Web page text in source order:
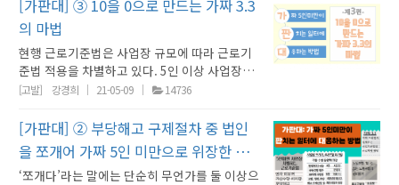
진행되자, ㄷ장례식장은 앞으로 법을 준수하겠
다는 입장을 밝히며, 5인 이상 사업장임을 인정
했다. 그리고 연장 및 야간근로 가산수당, 연차
휴가미사용수당 등 ‘가짜 5인미만 사업장’으로
위장해 지급하지 않았던 미지급 금액을 지급하
온은 당사자의 제보를 바탕으로 오늘날까지 90
개의 사업장을 적발해왔다. 실제로는 5인 이상
의 노동자가 일하고 있지만, 사업주의 꼼수로 가
산수당이나 연차휴가를 받지 못하거나 부당하게
석 조사가 진행되고 구제신청에서 해고의 정당
성을 다투게 되자, A학원은 근로계약서의 문구
를 근거로 5인 미만 사업장이라고 주장하다가
곧 5인 이상 사업장임을 인정하였다. 그리고 초
과근로수당, 연차휴가미사용수당 등 가짜 5인
등 미지급 금액과 해고 기간의 임금 상당액을 지
급하면서 합의하고 사건을 종결했다.최근 A학원
과 같이 근로계약서 제목에 명시적으로 “5인 미
만 사업장용”이라고 표기하거나, 근로계약서에
폐지하기 위해 지자체, 노동센터, 노동조합, 정
당 등과 함께 당사자 고발, 시민참여활동을 비롯
한 전면적인 사회연대운동으로 나아갈 것입니
다. <<기자회견 보도자료 자세히 보기>> 권리찾
기 상담톡 ① NAVER : 네이버 로그인 필요② 카
톡 : 카톡 로그인 필요 된다는 것인지, 안 된다는
것인지…※ 궁금한 것이 있다면, 상담톡을 이용
하시기 바랍니다. ☞ 자신에게 편리한 상담톡을
선택하여 이용하세요~
노동자들이 싸우고 있습니다. 일하는 사람이라
면 누구나 인정받아야 할 최소한의 권리가 있음
에도, 법적으로는 노동자인지 아닌지를 따지고,
어떤 좁은 문을 통과해서 그 기준을 충족하지 않
으면 어떤 권리도 보장받을 수 없는 것이 지금의
노동법입니다. 법도 문제지만 행정도 문제입니
다”라는 외침이 나온지 20년이 지난 올해에 이
르러서야 고용노동부는 방송작가의 노동자성을
인정하기 시작했습니다. 법규정의 한계와 법원
있어서 연장 근로도 사실상 강제됩니다. 그러면
서 회사는 첫 번째, 제화공들의 근로기준법상 근
로자성을 최대한 없애고 두 번째, 본인들의 근로
기준법상 사용자 책임을 안 지려고 어떻게 하는
줄 아십니까? <근로기준법상 근로자성을 없애
기 위해서는> 계약서 이름을 도급계약서로 하고
화공들이 사용자라면 제화공들도 신발 한켤레
당 단가를 정해서 협상을 할 수 있어야죠. 결정권
이 있어야죠. 50년된 제화공은 장인인데도 구두
계약을 체결하고 수년간 근무해온 대다수 위장
프리랜서들이 노동자임을 인정하기도 했습니
다. 이러한 방송업종 노동자들에 대한 고용노동
부의 적극적 행보는 매우 환영할 만한 일이지만
한 편으로는 너무 늦었고, 씁쓸함을 자아내는 행
보이기도 합니다. 실제 업무 내용이 노동법의 적
간단히 프리랜서, 또는 사업자로 위장되는 무수
한 특수고용형태 노동자들에 대하여 그동안 고
용노동부는 무엇을 했습니까? 노동자성을 인정
온라인 및 오프라인 매출을 모두 향상시키고, 전
체 매출 중 수수료를 제외한 수익을 분배받는 방
식으로 사업을 영위하고 있습니다. ㅇ유통판매
가 위탁판매 노동자를 사용하는 방식은 이렇습
니다. 알바몬과 같은 온라인 구인 사이트에 채용
공고를 내어 근로계약을 체결합니다. 그 후 팝업
을 공백기간으로 대기시키며 근로자가 타 매장
으로 가지 못하도록 합니다. 팝업스토어가 열리
면 ‘일당은 그대로 지급되며 계약서는 형식에 불
성 및 노동권을 박탈하는 법제도와 노동현실 개
선 : 강민진(청년정의당 대표)⑦ [계획 발표] 가
짜 3.3 노동자 권리찾기운동 계획 : 정진우(권리
찾기유니온 사무총장) 김다혜(근로지지위확인
1호 진정 당사자 증언) 저는 대형마트와 백화점
있는 노동자입니다. 저는 2020년 2월부터 근무
하고 있던 회사에서 2021년 2월 15일자로 부당
해고를 당했습니다. 저는 권리찾기유니온을 알
게 된 후 제가 ‘가짜 3.3 노동자’였다는 것을 깨닫
언] 근로지지위확인 1호 진정 당사자 : 김다혜
(ㅇ유통판매 해고 노동자)③ [사례 해설] 부당해
고 구제신청 경과 및 사례 해설 : 하은성(권리찾
기유니온 정책실장)④ [연대사] 방송작가
(MBC) 부당해고구제신청 법률대리 : 김유경(노
법률지원 : 이미소(노무사) ⑥ [계획 발표] 가짜
3.3 노동자 권리찾기운동 계획 : 정진우(권리찾
기유니온 사무총장)⑥ [연대사] 노동자성 및 노
동권을 박탈하는 법제도와 노동현실 개선 : 강민
[가판대] ③ 10을 0으로 만드는 가짜 3.3
의 마법
현행 근로기준법은 사업장 규모에 따라 근로기
준법 적용을 차별하고 있다. 5인 이상 사업장에
는 근로기준법령이 전면적용되고, 5인 미만 사
만 사업장 노동자들이 적용 제외되는 대표적인
근로기준법 조항은 △부당해고제한 및 해고서
면통지(제23조 및 제27조) △부당해고 구제 신
청(제28조), △휴업 수당(제46조) △연장·야간
[고발] 강경희 21-05-09 14736
[가판대] ② 부당해고 구제절차 중 법인
을 쪼개어 가짜 5인 미만으로 위장한 사
례
‘쪼개다’라는 말에는 단순히 무언가를 둘 이상으